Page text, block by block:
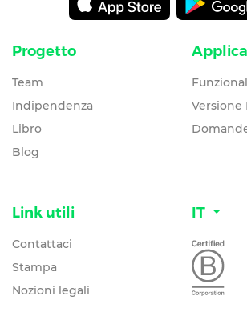
Progetto
Team
Indipendenza
Libro
Blog
Versione
Link utili
Contattaci
Stampa
Nozioni legali
IT